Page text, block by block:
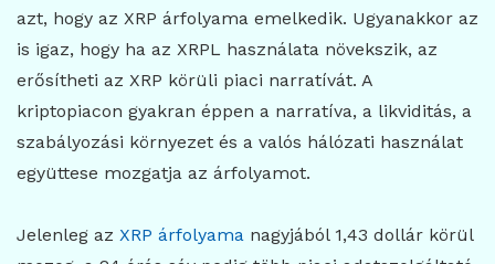
azt, hogy az XRP árfolyama emelkedik. Ugyanakkor az
is igaz, hogy ha az XRPL használata növekszik, az
erősítheti az XRP körüli piaci narratívát. A
kriptopiacon gyakran éppen a narratíva, a likviditás, a
szabályozási környezet és a valós hálózati használat
együttese mozgatja az árfolyamot.
Jelenleg az XRP árfolyama nagyjából 1,43 dollár körül